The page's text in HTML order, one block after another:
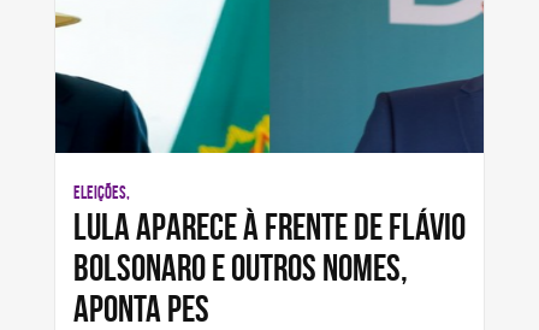
ELEIÇÕES,
Lula aparece à frente de Flávio
Bolsonaro e outros nomes,
aponta pes